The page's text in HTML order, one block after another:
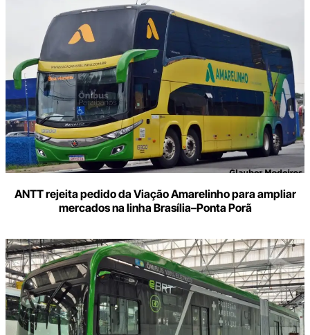
ANTT rejeita pedido da Viação Amarelinho para ampliar
mercados na linha Brasília–Ponta Porã